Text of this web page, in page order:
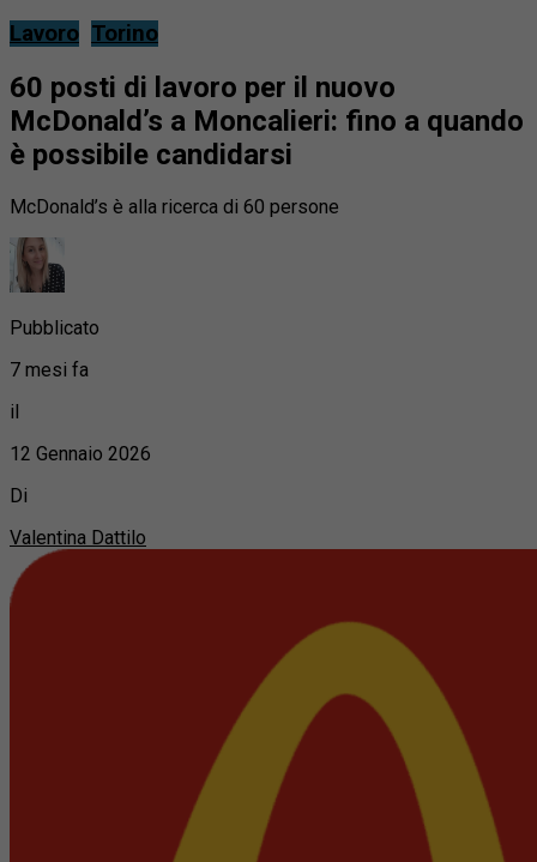
Lavoro Torino
60 posti di lavoro per il nuovo
McDonald’s a Moncalieri: fino a quando
è possibile candidarsi
McDonald’s è alla ricerca di 60 persone
Pubblicato
7 mesi fa
il
12 Gennaio 2026
Di
Valentina Dattilo